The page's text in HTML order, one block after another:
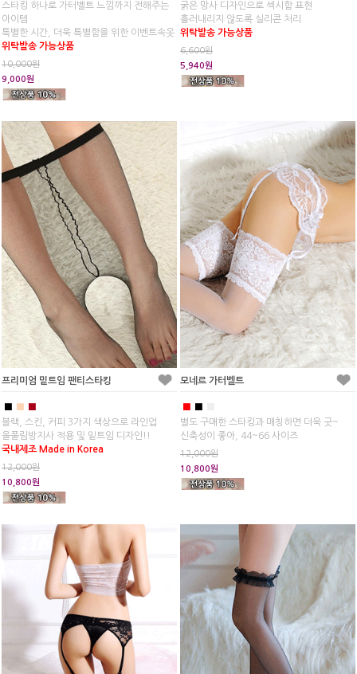
스타킹 하나로 가터벨트 느낌까지 전해주는
아이템
특별한 시간, 더욱 특별함을 위한 이벤트속옷
위탁발송 가능상품
10,000원
9,000원
굵은 망사 디자인으로 섹시함 표현
흘러내리지 않도록 실리콘 처리
위탁발송 가능상품
6,600원
5,940원
프리미엄 밑트임 팬티스타킹
■ ■ ■
블랙, 스킨, 커피 3가지 색상으로 라인업
올풀림방지사 적용 및 밑트임 디자인!!
국내제조 Made in Korea
12,000원
10,800원
모네르 가터벨트
■ ■
별도 구매한 스타킹과 매칭하면 더욱 굿~
신축성이 좋아, 44~66 사이즈
12,000원
10,800원